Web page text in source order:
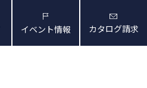
イベント情報 カタログ請求